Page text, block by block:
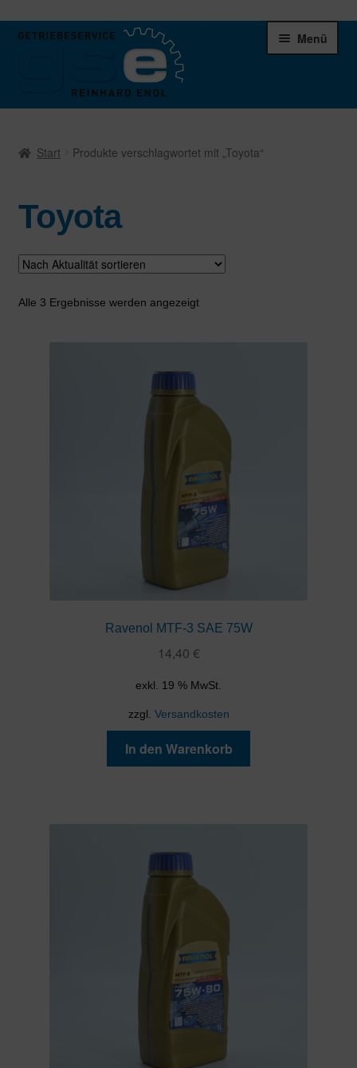
Zur
Zum
Menü
Schaltgetriebe
Verteilergetriebe
Warenkorb
Start Produkte verschlagwortet mit „Toyota“
Toyota
Alle 3 Ergebnisse werden angezeigtNach
Ravenol MTF-3 SAE 75W
14,40 €
exkl. 19 % MwSt.
zzgl. Versandkosten
In den Warenkorb